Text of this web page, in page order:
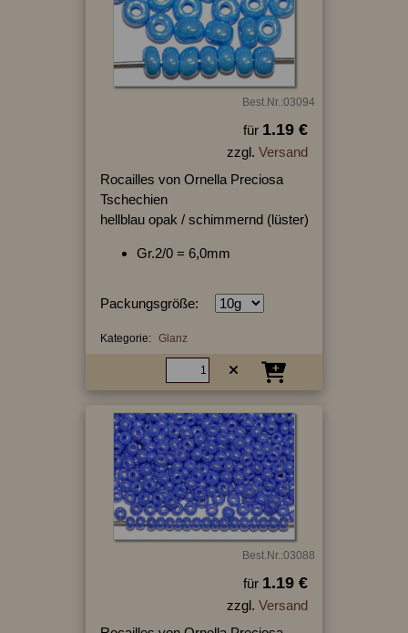
Best.Nr.:03094
für 1.19 €
zzgl. Versand
Rocailles von Ornella Preciosa
Tschechien
hellblau opak / schimmernd (lüster)
Gr.2/0 = 6,0mm
Packungsgröße:
Kategorie: Glanz
Best.Nr.:03088
für 1.19 €
zzgl. Versand